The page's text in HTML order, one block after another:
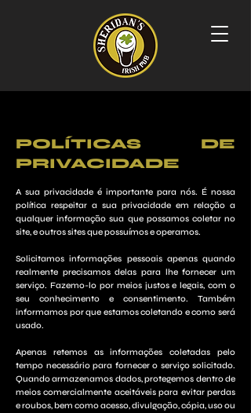
POLÍTICAS DE
PRIVACIDADE
A sua privacidade é importante para nós. É nossa
política respeitar a sua privacidade em relação a
qualquer informação sua que possamos coletar no
site, e outros sites que possuímos e operamos.
Solicitamos informações pessoais apenas quando
realmente precisamos delas para lhe fornecer um
serviço. Fazemo-lo por meios justos e legais, com o
seu conhecimento e consentimento. Também
informamos por que estamos coletando e como será
usado.
Apenas retemos as informações coletadas pelo
tempo necessário para fornecer o serviço solicitado.
Quando armazenamos dados, protegemos dentro de
meios comercialmente aceitáveis ​​para evitar perdas
e roubos, bem como acesso, divulgação, cópia, uso ou